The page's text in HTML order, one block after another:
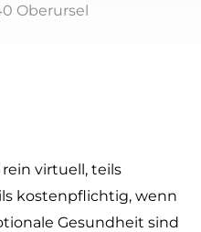
virtuell, teils
kostenpflichtig, wenn
Gesundheit sind